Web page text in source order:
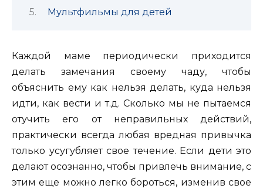
Мультфильмы для детей
Каждой маме периодически приходится
делать замечания своему чаду, чтобы
объяснить ему как нельзя делать, куда нельзя
идти, как вести и т.д. Сколько мы не пытаемся
отучить его от неправильных действий,
практически всегда любая вредная привычка
только усугубляет свое течение. Если дети это
делают осознанно, чтобы привлечь внимание, с
этим еще можно легко бороться, изменив свое